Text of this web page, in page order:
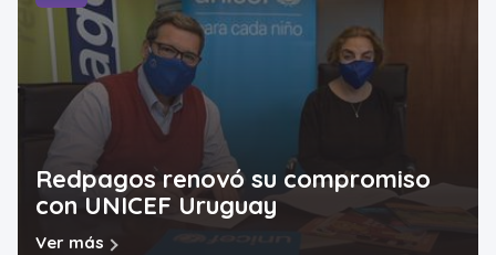
Redpagos renovó su compromiso
con UNICEF Uruguay
Ver más